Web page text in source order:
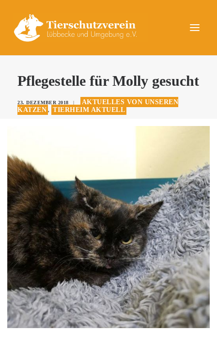
UNSERE TIERE
DAS TIERHEIM
Pflegestelle für Molly gesucht
23. DEZEMBER 2018 |
AKTUELLES VON UNSEREN
KATZEN , TIERHEIM AKTUELL